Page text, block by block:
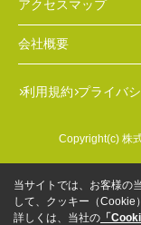
アクセスマップ
会社概要
利用規約 プライバ
Copyright(c) 株
当サイトでは、お客様の
して、クッキー（Cookie
詳しくは、当社の 「